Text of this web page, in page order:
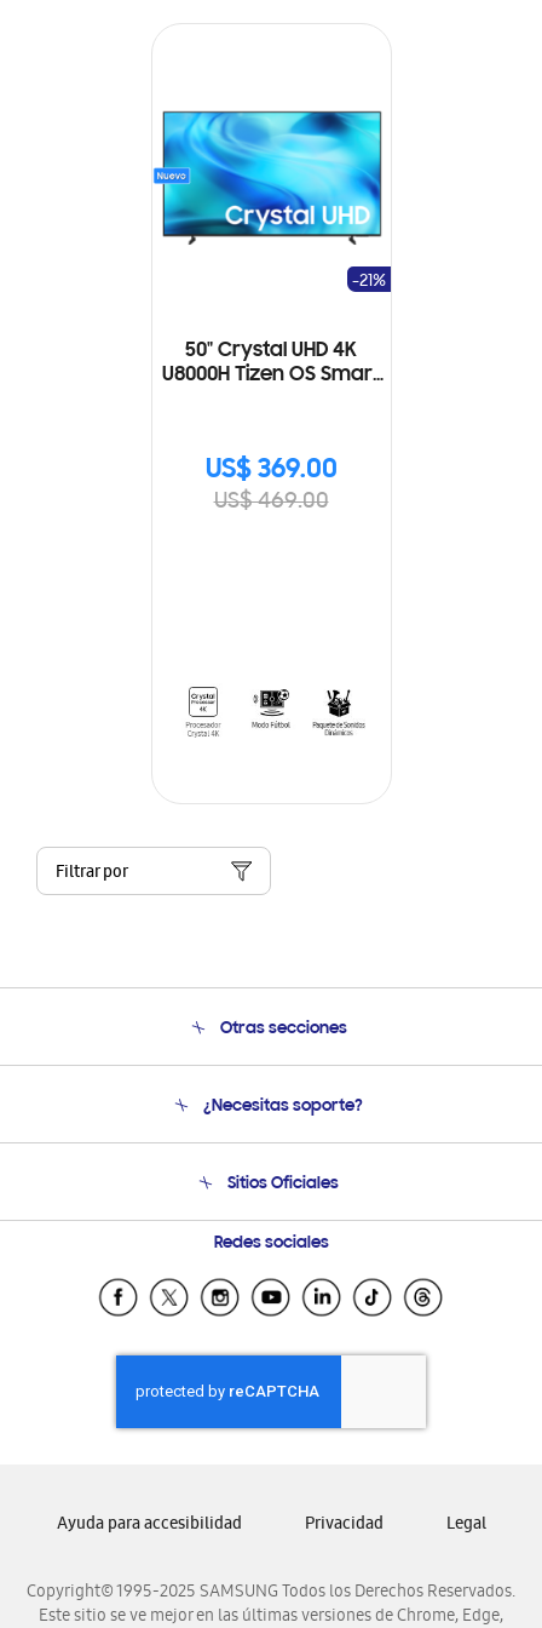
50" Crystal UHD 4K
U8000H Tizen OS Smart
US$ 369.00
US$ 469.00
-21%
Filtrar por
Otras secciones
Soporte
Seguimiento de tu pedido
Condiciones de Compra
Programa de Beneficios Corporativos
¿Necesitas soporte?
Soporte vía eMail
Preguntas Frecuentes
Sitios Oficiales
Samsung Costa Rica
Samsung Ecuador
Samsung El Salvador
Samsung Guatemala
Samsung Honduras
Samsung Nicaragua
Samsung Venezuela
Redes sociales
Copyright© 1995-2025 SAMSUNG Todos los Derechos Reservados.
Este sitio se ve mejor en las últimas versiones de Chrome, Edge,
Ayuda para accesibilidad Privacidad Legal